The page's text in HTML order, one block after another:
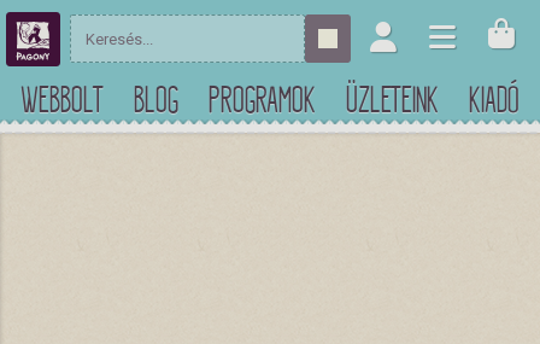
WEBBOLT BLOG PROGRAMOK ÜZLETEINK KIADÓ